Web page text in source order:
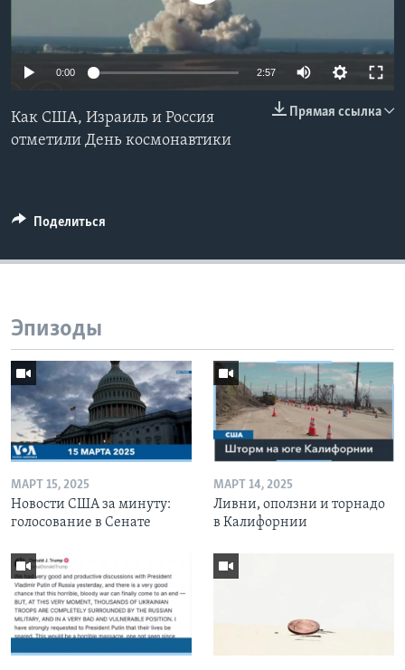
Learning English
СОЦИАЛЬНЫЕ СЕТИ
0:00 2:57
Прямая ссылка
Как США, Израиль и Россия
отметили День космонавтики
Поделиться
Эпизоды
МАРТ 15, 2025
Новости США за минуту:
голосование в Сенате
МАРТ 14, 2025
Ливни, оползни и торнадо
в Калифорнии